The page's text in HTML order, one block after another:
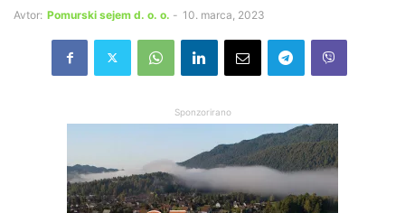
Avtor: Pomurski sejem d. o. o. - 10. marca, 2023
Sponzorirano